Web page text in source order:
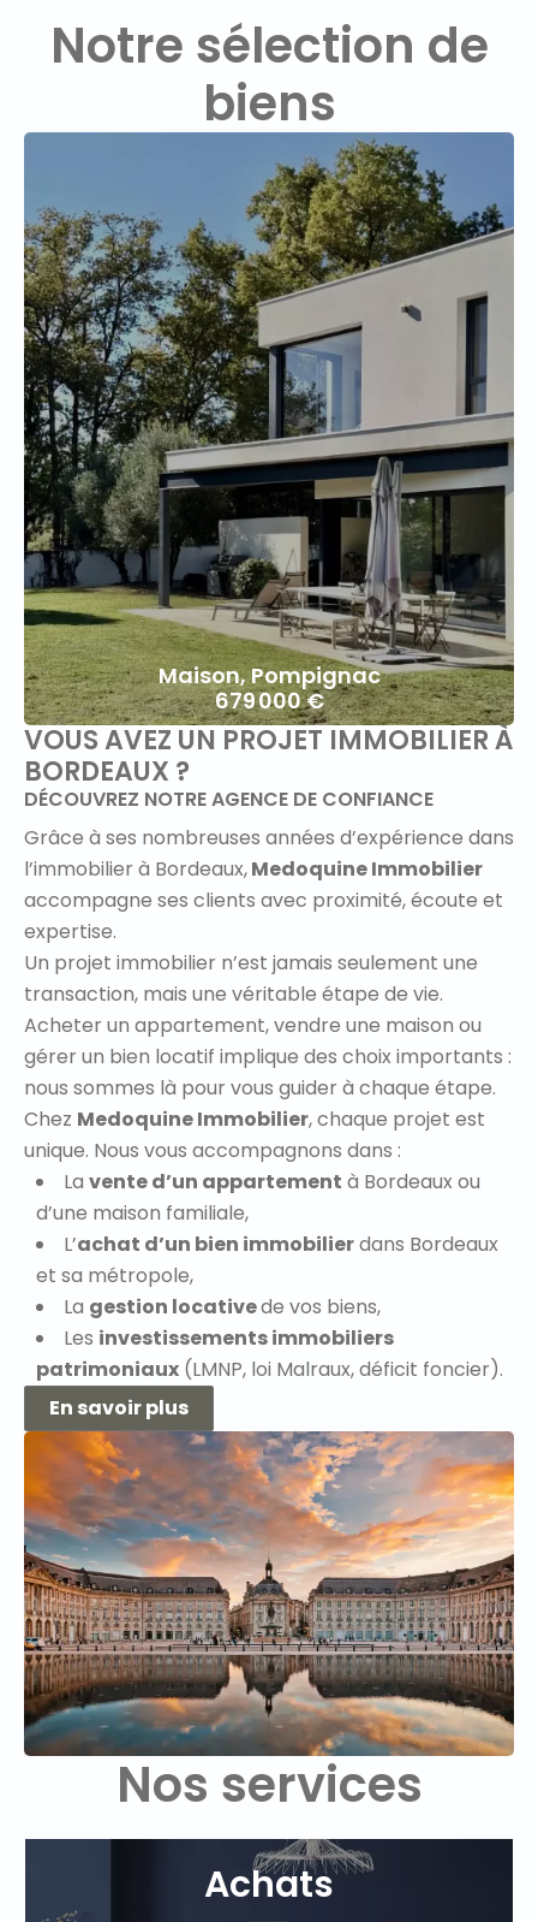
Notre sélection de
biens
Maison, Pompignac
679 000 €
VOUS AVEZ UN PROJET IMMOBILIER À
BORDEAUX ?
DÉCOUVREZ NOTRE AGENCE DE CONFIANCE
Grâce à ses nombreuses années d’expérience dans
l’immobilier à Bordeaux,Medoquine Immobilier
accompagne ses clients avec proximité, écoute et
expertise.
Un projet immobilier n’est jamais seulement une
transaction, mais une véritable étape de vie.
Acheter un appartement, vendre une maison ou
gérer un bien locatif implique des choix importants :
nous sommes là pour vous guider à chaque étape.
Chez Medoquine Immobilier, chaque projet est
unique. Nous vous accompagnons dans :
La vente d’un appartement à Bordeaux ou
d’une maison familiale,
L’achat d’un bien immobilierdans Bordeaux
et sa métropole,
La gestion locativede vos biens,
Les investissements immobiliers
patrimoniaux (LMNP, loi Malraux, déficit foncier).
En savoir plus
Nos services
Achats